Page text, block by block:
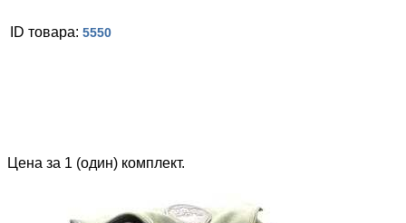
ID товара: 5550
Цена за 1 (один) комплект.